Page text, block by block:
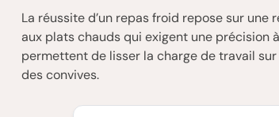
La réussite d’un repas froid repose sur une
aux plats chauds qui exigent une précision
permettent de lisser la charge de travail
des convives.